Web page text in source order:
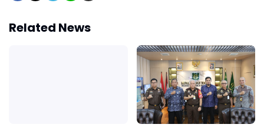
Related News